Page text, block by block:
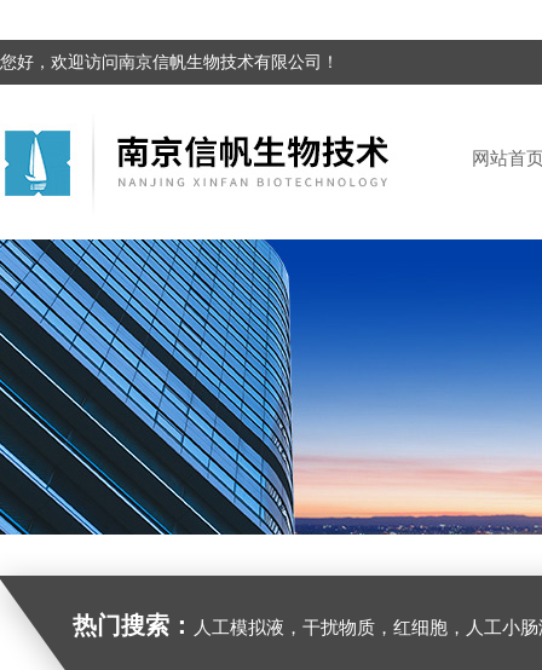
您好，欢迎访问南京信帆生物技术有限公司！
网站首
热门搜索： 人工模拟液，干扰物质，红细胞，人工小